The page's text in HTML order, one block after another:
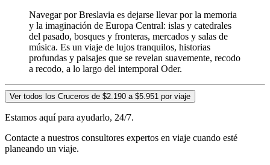
Navegar por Breslavia es dejarse llevar por la memoria
y la imaginación de Europa Central: islas y catedrales
del pasado, bosques y fronteras, mercados y salas de
música. Es un viaje de lujos tranquilos, historias
profundas y paisajes que se revelan suavemente, recodo
a recodo, a lo largo del intemporal Oder.
Ver todos los Cruceros de $2.190 a $5.951 por viaje
Estamos aquí para ayudarlo, 24/7.
Contacte a nuestros consultores expertos en viaje cuando esté
planeando un viaje.